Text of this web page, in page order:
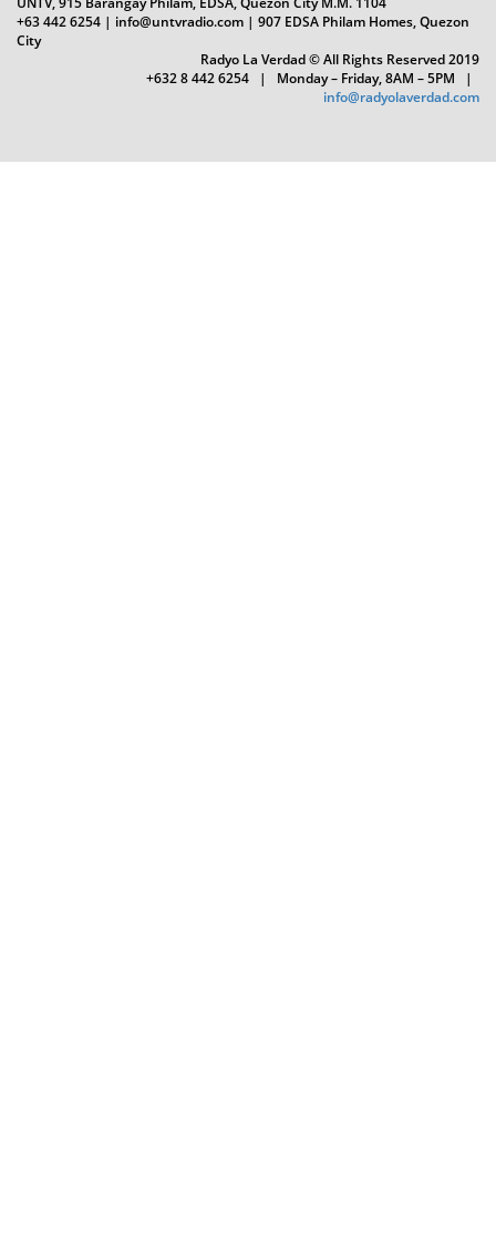
+63 442 6254 | info@untvradio.com | 907 EDSA Philam Homes, Quezon
City
Radyo La Verdad © All Rights Reserved 2019
+632 8 442 6254 | Monday – Friday, 8AM – 5PM |
info@radyolaverdad.com